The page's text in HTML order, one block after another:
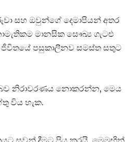
සහ ඔවුන්ගේ දෙමාපියන් අතර
මානසික සෞඛ්‍ය ගැටළු
ජීවිතයේ පසුකාලීනව සමස්ත සතුට
නිරාවරණය නොකරන්න, මෙය
විය හැක.